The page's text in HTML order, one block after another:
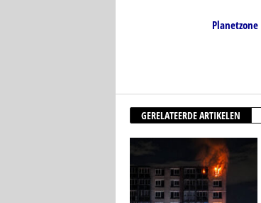
Planetzone
GERELATEERDE ARTIKELEN